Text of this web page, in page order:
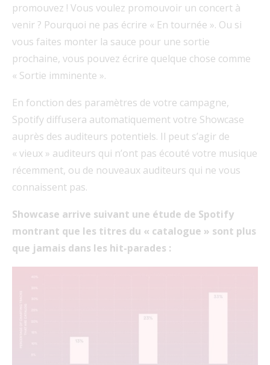
promouvez ! Vous voulez promouvoir un concert à
venir ? Pourquoi ne pas écrire « En tournée ». Ou si
vous faites monter la sauce pour une sortie
prochaine, vous pouvez écrire quelque chose comme
« Sortie imminente ».
En fonction des paramètres de votre campagne,
Spotify diffusera automatiquement votre Showcase
auprès des auditeurs potentiels. Il peut s’agir de
« vieux » auditeurs qui n’ont pas écouté votre musique
récemment, ou de nouveaux auditeurs qui ne vous
connaissent pas.
Showcase arrive suivant une étude de Spotify
montrant que les titres du « catalogue » sont plus
que jamais dans les hit-parades :